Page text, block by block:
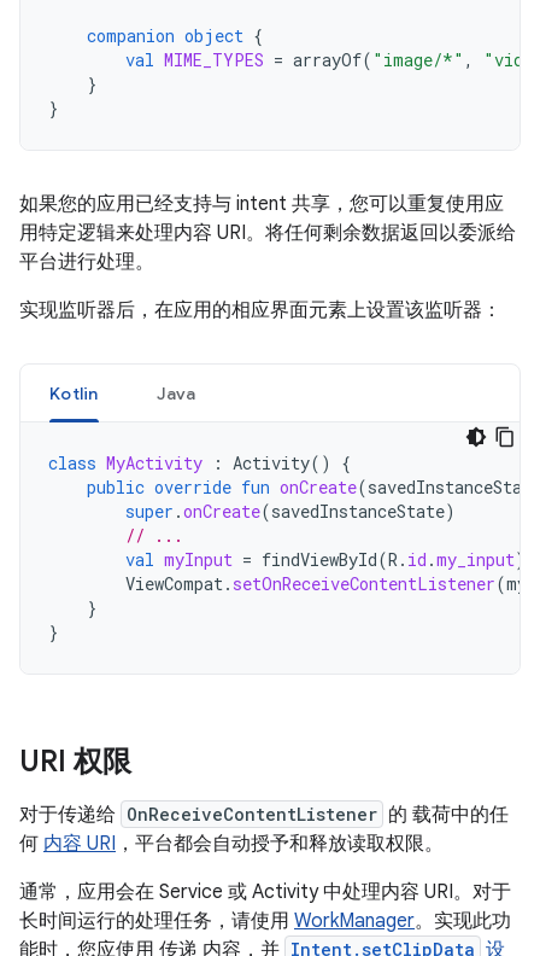
companion object {
val MIME_TYPES = arrayOf( "image/*" ,
}
}
如果您的应用已经支持与 intent 共享，您可以重复使用应
用特定逻辑来处理内容 URI。将任何剩余数据返回以委派给
平台进行处理。
实现监听器后，在应用的相应界面元素上设置该监听器：
Kotlin Java
class MyActivity : Activity()
{
public override fun onCreate(savedInstanceState
super .onCreate(savedInstanceState)
// ...
val myInput = findViewById(R . id .my_input)
ViewCompat. setOnReceiveContentListener(
}
}
URI 权限
对于传递给 OnReceiveContentListener 的 载荷中的任
何 内容 URI ，平台都会自动授予和释放读取权限。
通常，应用会在 Service 或 Activity 中处理内容 URI。对于
长时间运行的处理任务，请使用 WorkManager。实现此功
能时，您应使用 传递 内容，并 Intent.setClipData 设